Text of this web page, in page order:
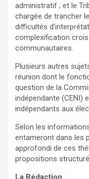
administratif ; et le
chargée de trancher
difficultés
complexification
communautaires.
Plusieurs autres
réunion dont le
question de la
indépendante (CENI)
indépendants aux
Selon les
entameront dans les
approfondi de ces
propositions
La Rédaction